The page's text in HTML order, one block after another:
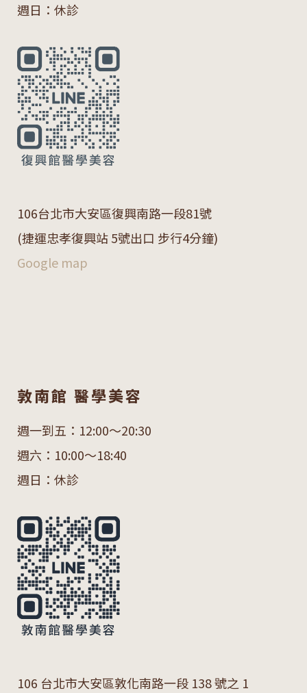
週日：休診
106台北市大安區復興南路一段81號
(捷運忠孝復興站 5號出口 步行4分鐘)
Google map
敦南館 醫學美容
週一到五：12:00～20:30
週六：10:00～18:40
週日：休診
106 台北市大安區敦化南路一段 138 號之 1